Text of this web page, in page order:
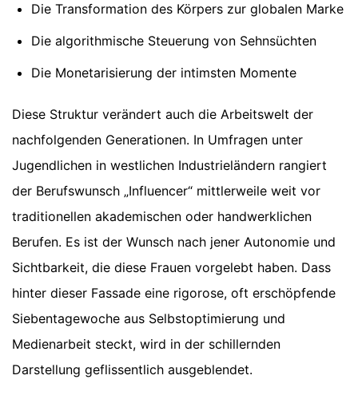
Die Transformation des Körpers zur globalen Marke
Die algorithmische Steuerung von Sehnsüchten
Die Monetarisierung der intimsten Momente
Diese Struktur verändert auch die Arbeitswelt der
nachfolgenden Generationen. In Umfragen unter
Jugendlichen in westlichen Industrieländern rangiert
der Berufswunsch „Influencer“ mittlerweile weit vor
traditionellen akademischen oder handwerklichen
Berufen. Es ist der Wunsch nach jener Autonomie und
Sichtbarkeit, die diese Frauen vorgelebt haben. Dass
hinter dieser Fassade eine rigorose, oft erschöpfende
Siebentagewoche aus Selbstoptimierung und
Medienarbeit steckt, wird in der schillernden
Darstellung geflissentlich ausgeblendet.